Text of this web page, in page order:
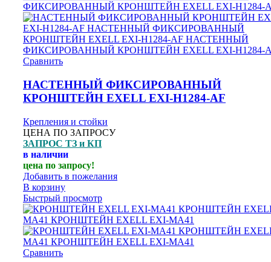
Сравнить
НАСТЕННЫЙ ФИКСИРОВАННЫЙ
КРОНШТЕЙН EXELL EXI-H1284-AF
Крепления и стойки
ЦЕНА ПО ЗАПРОСУ
ЗАПРОС ТЗ и КП
в наличии
цена по запросу!
Добавить в пожелания
В корзину
Быстрый просмотр
Сравнить